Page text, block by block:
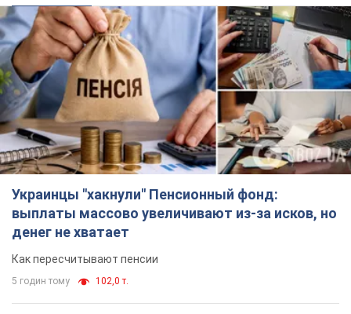
Украинцы "хакнули" Пенсионный фонд:
выплаты массово увеличивают из-за исков, но
денег не хватает
Как пересчитывают пенсии
5 годин тому 102,0 т.
ВАКС избрал меру пресечения экс-послу
Украины в США Стефанишиной: что известно о
деле
Суд не полностью удовлетворил ходатайство прокуратуры
годину тому 4,0 т.
Россия атаковала судно под флагом Гвинеи-